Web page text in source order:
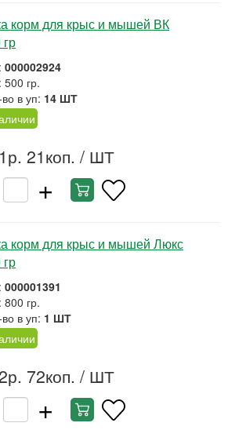
корм для крыс и мышей ВК
000002924
500 гр.
в уп: 14 ШТ
21коп. / ШТ
+
корм для крыс и мышей Люкс
000001391
800 гр.
в уп: 1 ШТ
72коп. / ШТ
+